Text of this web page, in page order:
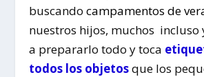
buscandocampamentos de
nuestros hijos, muchos incluso
a prepararlo todo y toca
todos los objetosque los